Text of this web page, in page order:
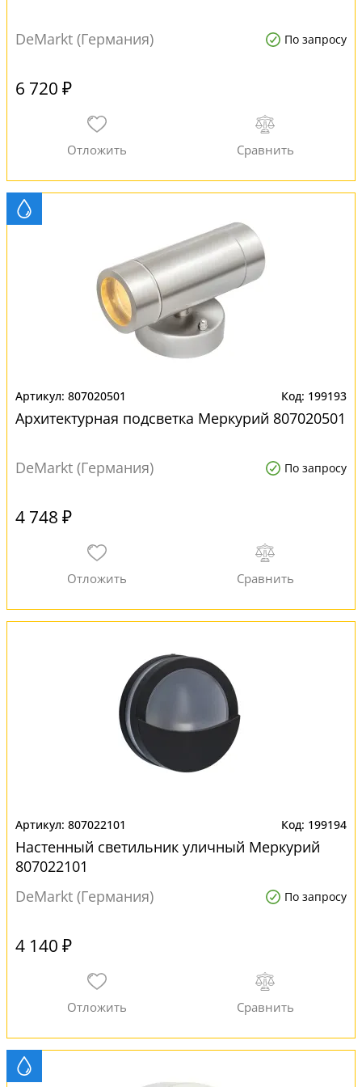
DeMarkt (Германия) По запросу
6 720 ₽
807020501 199193
Архитектурная подсветка Меркурий 807020501
DeMarkt (Германия) По запросу
4 748 ₽
807022101 199194
Настенный светильник уличный Меркурий
807022101
DeMarkt (Германия)
По запросу
4 140 ₽